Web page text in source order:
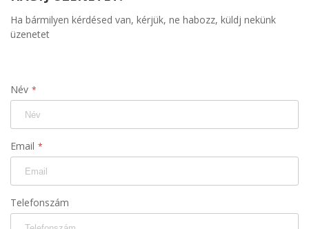
Ha bármilyen kérdésed van, kérjük, ne habozz, küldj nekünk
üzenetet
Név
Email
Telefonszám